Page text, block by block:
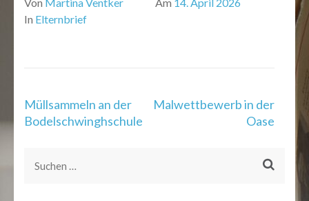
In Elternbrief
Beitragsnavigation
Müllsammeln an der
Bodelschwinghschule
Malwettbewerb in der
Oase
Suchen